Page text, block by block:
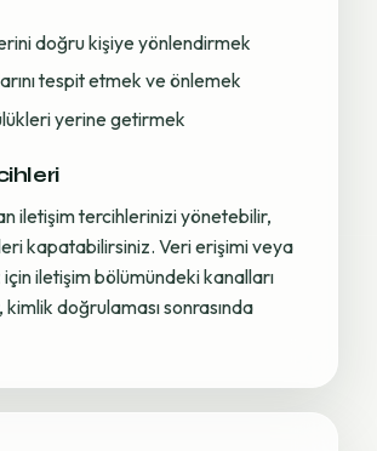
doğru kişiye yönlendirmek
tespit etmek ve önlemek
yerine getirmek
iletişim tercihlerinizi yönetebilir,
kapatabilirsiniz. Veri erişimi veya
iletişim bölümündeki kanalları
kimlik doğrulaması sonrasında